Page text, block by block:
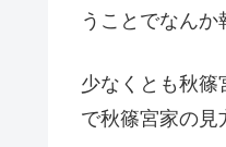
うことでなんか
少なくとも秋篠
で秋篠宮家の見